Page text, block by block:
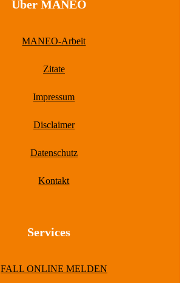
Über MANEO
MANEO-Arbeit
Zitate
Impressum
Disclaimer
Datenschutz
Kontakt
Services
FALL ONLINE MELDEN